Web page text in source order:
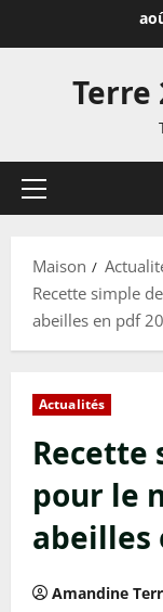
au
Terre
Menu
Maison
Recette simple
abeilles en pdf
Actualités
Recette
pour le
abeilles
Amandine